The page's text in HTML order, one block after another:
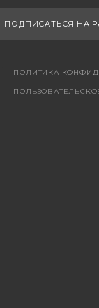
ПОДПИСАТЬСЯ НА
ПОЛИТИКА